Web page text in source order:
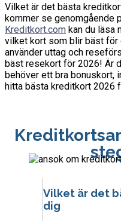
Vilket är det bästa
kommer se genomgående
Kreditkort.com kan du läsa
vilket kort som blir bäst för
använder uttag och
bäst resekort för 2026! Är
behöver ett bra bonuskort,
hitta bästa kreditkort 2026
Vilket är det
dig